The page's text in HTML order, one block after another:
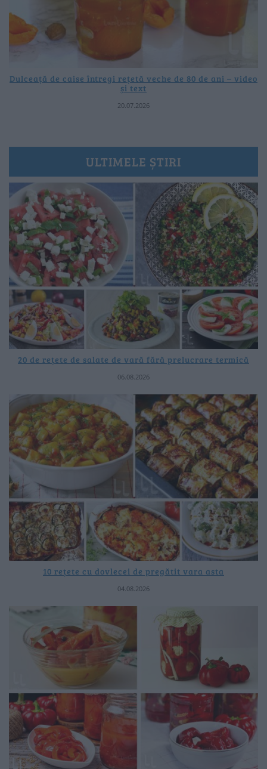
Dulceață de caise întregi rețetă veche de 80 de ani – video
și text
20.07.2026
ULTIMELE ȘTIRI
20 de rețete de salate de vară fără prelucrare termică
06.08.2026
10 rețete cu dovlecei de pregătit vara asta
04.08.2026